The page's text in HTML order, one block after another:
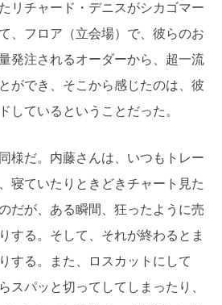
リチャード・デニスがシカゴマー
、フロア（立会場）で、彼らのお
発注されるオーダーから、超一流
ができ、そこから感じたのは、彼
しているということだった。
様だ。内藤さんは、いつもトレー
寝ていたりときどきチャート見た
だが、ある瞬間、狂ったように売
する。そして、それが終わるとま
する。また、ロスカットにして
スパッと切ってしてしまったり、